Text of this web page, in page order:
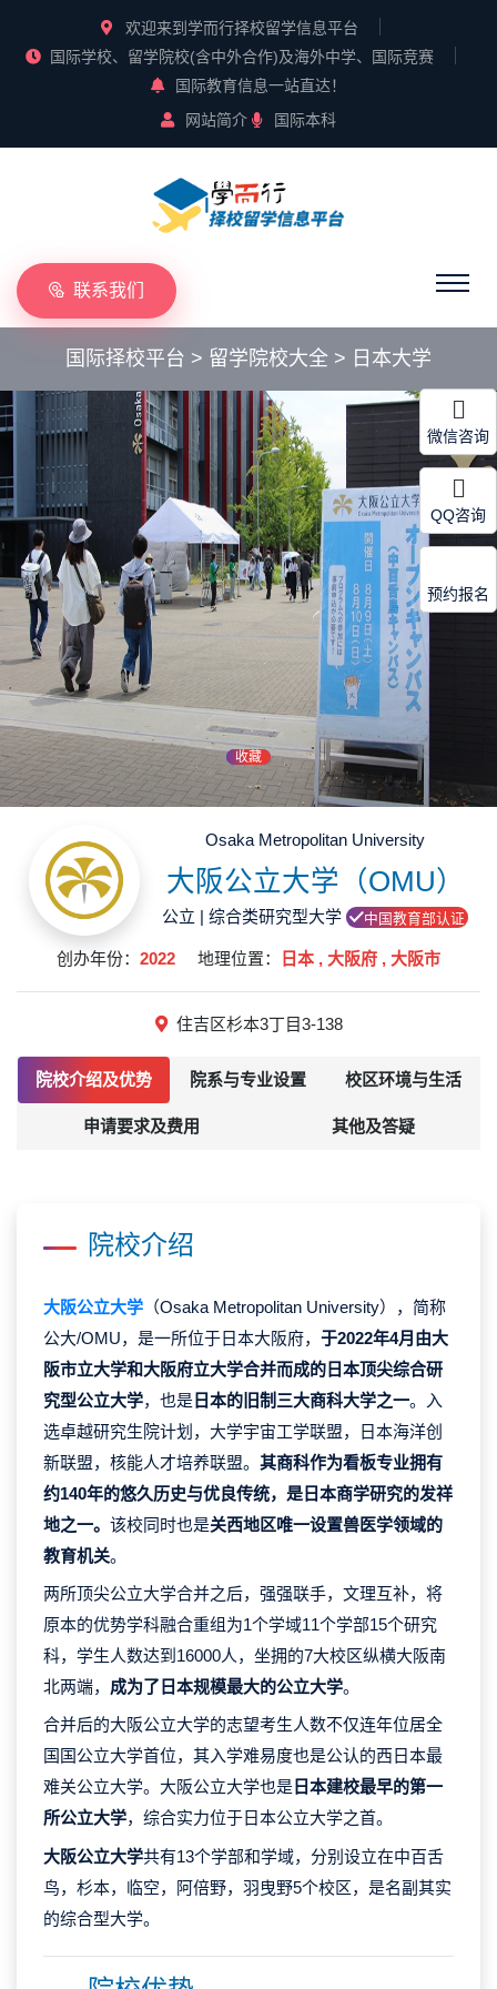
欢迎来到学而行择校留学信息平台
国际学校、留学院校(含中外合作)及海外中学、国际竞赛
国际教育信息一站直达！
网站简介
国际本科
联系我们
国际择校平台 > 留学院校大全 > 日本大学
收藏
Osaka Metropolitan University
大阪公立大学（OMU）
公立 | 综合类研究型大学 中国教育部认证
创办年份： 2022 地理位置： 日本 , 大阪府 , 大阪市
住吉区杉本3丁目3-138
院校介绍及优势 院系与专业设置 校区环境与生活
申请要求及费用 其他及答疑
院校介绍
大阪公立大学 （Osaka Metropolitan University），简称
公大/OMU，是一所位于日本大阪府， 于2022年4月由大
阪市立大学和大阪府立大学合并而成的日本顶尖综合研
究型公立大学，也是 日本的旧制三大商科大学之一。入
选卓越研究生院计划，大学宇宙工学联盟，日本海洋创
新联盟，核能人才培养联盟。 其商科作为看板专业拥有
约140年的悠久历史与优良传统，是日本商学研究的发祥
地之一。 该校同时也是关西地区唯一设置兽医学领域的
教育机关。
两所顶尖公立大学合并之后，强强联手，文理互补，将
原本的优势学科融合重组为1个学域11个学部15个研究
科，学生人数达到16000人，坐拥的7大校区纵横大阪南
北两端， 成为了日本规模最大的公立大学。
合并后的大阪公立大学的志望考生人数不仅连年位居全
国国公立大学首位，其入学难易度也是公认的西日本最
难关公立大学。大阪公立大学也是 日本建校最早的第一
所公立大学，综合实力位于日本公立大学之首。
大阪公立大学共有13个学部和学域，分别设立在中百舌
鸟，杉本，临空，阿倍野，羽曳野5个校区，是名副其实
的综合型大学。
微信咨询
QQ咨询
预约报名